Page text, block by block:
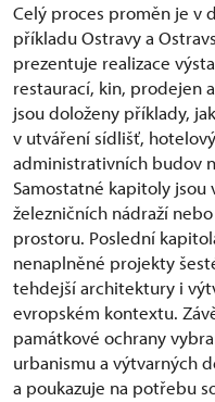
Celý proces proměn je v
příkladu Ostravy a
prezentuje realizace
restaurací, kin, prodejen
jsou doloženy příklady,
v utváření sídlišť,
administrativních budov
Samostatné kapitoly
železničních nádraží
prostoru. Poslední
nenaplněné projekty
tehdejší architektury i
evropském kontextu.
památkové ochrany
urbanismu a výtvarných
a poukazuje na potřebu